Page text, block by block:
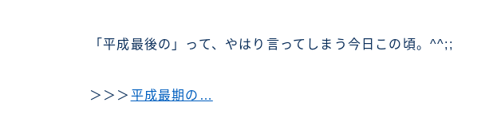
「平成最後の」って、やはり言ってしまう今日この頃。^^;;
＞＞＞ 平成最期の…